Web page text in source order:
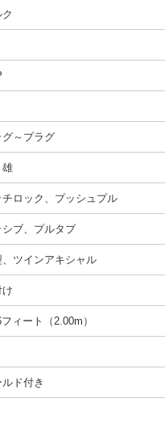
グ～プラグ
雄
チロック、プッシュプル
シブ、プルタブ
、ツインアキシャル
け
ィート（2.00m）
ルド付き